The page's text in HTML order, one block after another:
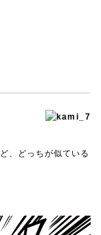
、どっちが似ている